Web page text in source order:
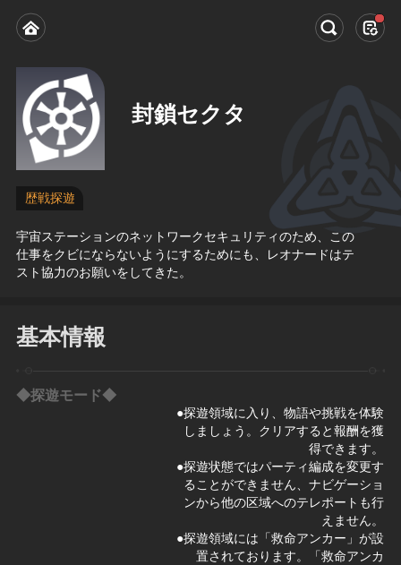
封鎖セクタ
歴戦探遊
宇宙ステーションのネットワークセキュリティのため、この
仕事をクビにならないようにするためにも、レオナードはテ
スト協力のお願いをしてきた。
基本情報
◆探遊モード◆
●探遊領域に入り、物語や挑戦を体験
しましょう。クリアすると報酬を獲
得できます。
●探遊状態ではパーティ編成を変更す
ることができません、ナビゲーショ
ンから他の区域へのテレポートも行
えません。
●探遊領域には「救命アンカー」が設
置されております。「救命アンカ